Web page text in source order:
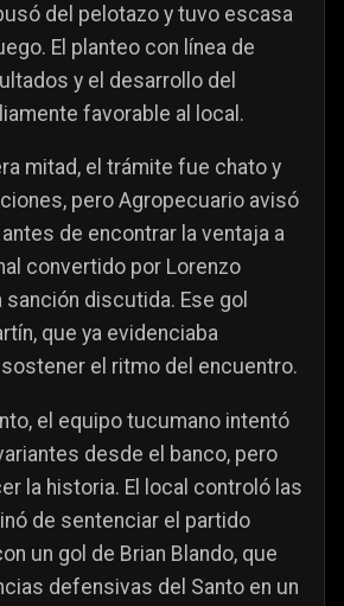
del pelotazo y tuvo escasa
El planteo con línea de
y el desarrollo del
favorable al local.
mitad, el trámite fue chato y
pero Agropecuario avisó
de encontrar la ventaja a
convertido por Lorenzo
sanción discutida. Ese gol
que ya evidenciaba
el ritmo del encuentro.
el equipo tucumano intentó
desde el banco, pero
la historia. El local controló las
de sentenciar el partido
un gol de Brian Blando, que
defensivas del Santo en un